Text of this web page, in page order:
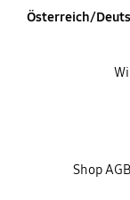
Österreich/
Shop AGB